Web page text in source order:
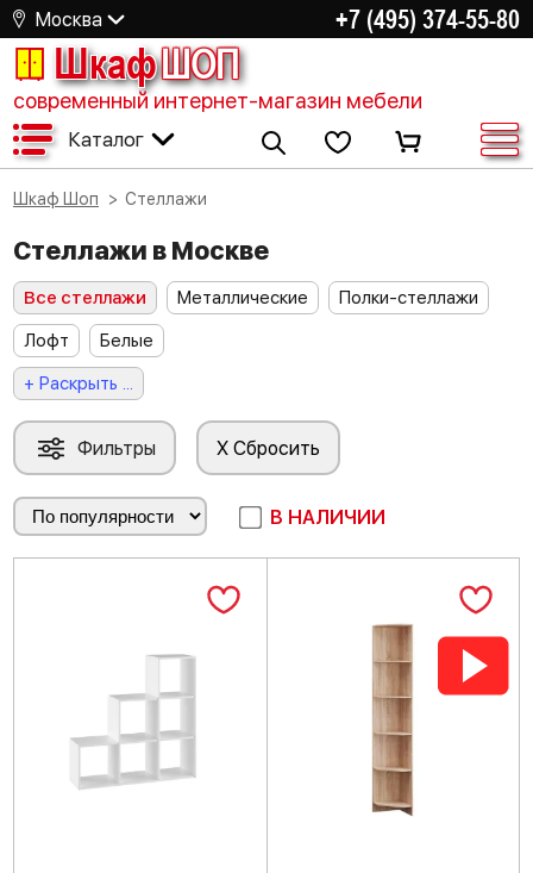
Москва +7 (495) 374-55-80
ШкафШОП
современный интернет-магазин мебели
Каталог
Шкаф Шоп Стеллажи
Стеллажи в Москве
Все стеллажи Металлические
Полки-стеллажи
Лофт
Белые
+ Раскрыть ...
Фильтры X Сбросить
В НАЛИЧИИ